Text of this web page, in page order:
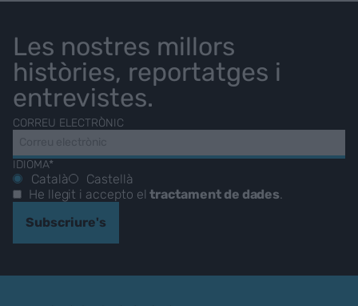
Les nostres millors
històries, reportatges i
entrevistes.
CORREU ELECTRÒNIC
IDIOMA*
Català
Castellà
He llegit i accepto eltractament de dades.
Subscriure's